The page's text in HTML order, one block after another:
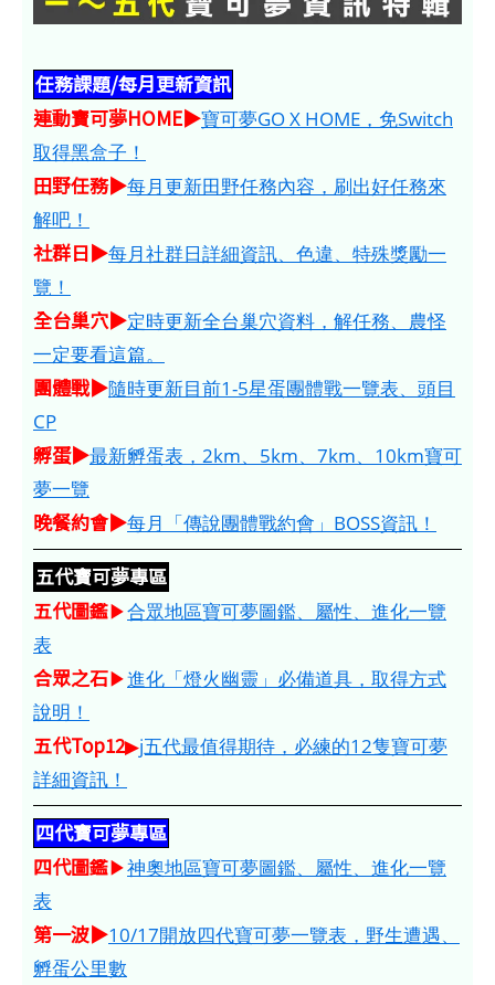
任務課題/每月更新資訊
連動寶可夢HOME​​​▶寶可夢GO X HOME，免Switch
取得黑盒子！
田野任務▶每月更新田野任務內容，刷出好任務來
解吧！
社群日▶每月社群日詳細資訊、色違、特殊獎勵一
覽！
全台巢穴▶定時更新全台巢穴資料，解任務、農怪
一定要看這篇。
團體戰▶隨時更新目前1-5星蛋團體戰一覽表、頭目
CP
孵蛋▶最新孵蛋表，2km、5km、7km、10km寶可
夢一覽
晚餐約會▶每月「傳說團體戰約會」BOSS資訊！
五代寶可夢專區
五代圖鑑▶合眾地區寶可夢圖鑑、屬性、進化一覽
表
合眾之石▶進化「燈火幽靈」必備道具，取得方式
說明！
五代Top12▶j五代最值得期待，必練的12隻寶可夢
詳細資訊！
四代寶可夢專區
四代圖鑑▶神奧地區寶可夢圖鑑、屬性、進化一覽
表
第一波▶10/17開放四代寶可夢一覽表，野生遭遇、
孵蛋公里數